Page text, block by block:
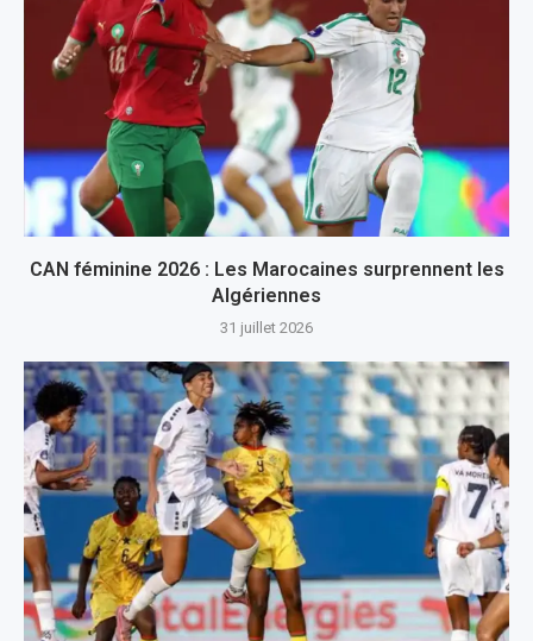
CAN féminine 2026 : Les Marocaines surprennent les
Algériennes
31 juillet 2026